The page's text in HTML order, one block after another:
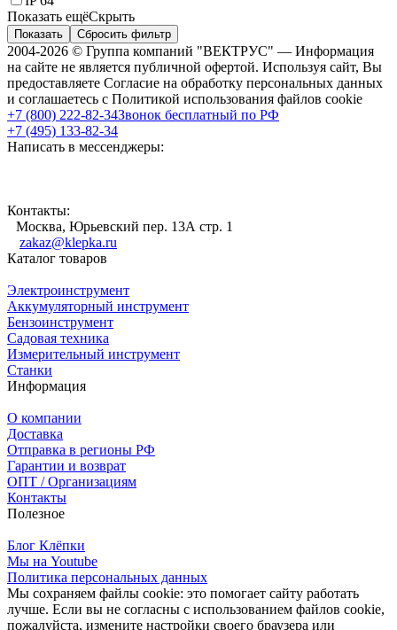
Показать ещёСкрыть
Показать Сбросить фильтр
2004-2026 © Группа компаний "ВЕКТРУС" — Информация
на сайте не является публичной офертой. Используя сайт, Вы
предоставляете Согласие на обработку персональных данных
и соглашаетесь с Политикой использования файлов cookie
+7 (800) 222-82-34Звонок бесплатный по РФ
+7 (495) 133-82-34
Написать в мессенджеры:
Контакты:
Москва, Юрьевский пер. 13А стр. 1
zakaz@klepka.ru
Каталог товаров
Электроинструмент
Аккумуляторный инструмент
Бензоинструмент
Садовая техника
Измерительный инструмент
Станки
Информация
О компании
Доставка
Отправка в регионы РФ
Гарантии и возврат
ОПТ / Организациям
Контакты
Полезное
Блог Клёпки
Мы на Youtube
Политика персональных данных
Мы сохраняем файлы cookie: это помогает сайту работать
лучше. Если вы не согласны с использованием файлов cookie,
пожалуйста, измените настройки своего браузера или